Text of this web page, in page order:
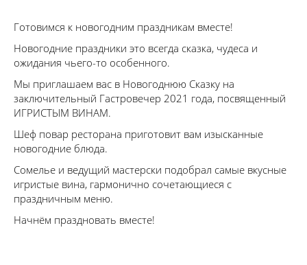
Готовимся к новогодним праздникам вместе!
Новогодние праздники это всегда сказка, чудеса и
ожидания чьего-то особенного.
Мы приглашаем вас в Новогоднюю Сказку на
заключительный Гастровечер 2021 года, посвященный
ИГРИСТЫМ ВИНАМ.
Шеф повар ресторана приготовит вам изысканные
новогодние блюда.
Сомелье и ведущий мастерски подобрал самые вкусные
игристые вина, гармонично сочетающиеся с
праздничным меню.
Начнём праздновать вместе!